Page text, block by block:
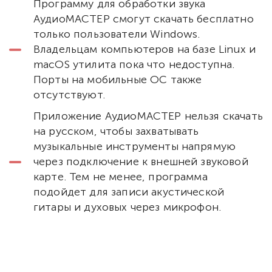
Программу для обработки звука
АудиоМАСТЕР смогут скачать бесплатно
только пользователи Windows.
Владельцам компьютеров на базе Linux и
macOS утилита пока что недоступна.
Порты на мобильные ОС также
отсутствуют.
Приложение АудиоМАСТЕР нельзя скачать
на русском, чтобы захватывать
музыкальные инструменты напрямую
через подключение к внешней звуковой
карте. Тем не менее, программа
подойдет для записи акустической
гитары и духовых через микрофон.